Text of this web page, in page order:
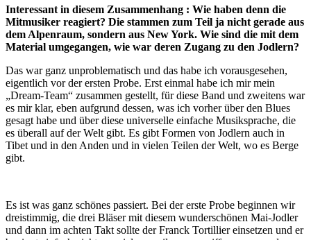
Interessant in diesem Zusammenhang : Wie haben denn die
Mitmusiker reagiert? Die stammen zum Teil ja nicht gerade aus
dem Alpenraum, sondern aus New York. Wie sind die mit dem
Material umgegangen, wie war deren Zugang zu den Jodlern?
Das war ganz unproblematisch und das habe ich vorausgesehen,
eigentlich vor der ersten Probe. Erst einmal habe ich mir mein
„Dream-Team“ zusammen gestellt, für diese Band und zweitens war
es mir klar, eben aufgrund dessen, was ich vorher über den Blues
gesagt habe und über diese universelle einfache Musiksprache, die
es überall auf der Welt gibt. Es gibt Formen von Jodlern auch in
Tibet und in den Anden und in vielen Teilen der Welt, wo es Berge
gibt.
Es ist was ganz schönes passiert. Bei der erste Probe beginnen wir
dreistimmig, die drei Bläser mit diesem wunderschönen Mai-Jodler
und dann im achten Takt sollte der Franck Tortillier einsetzen und er